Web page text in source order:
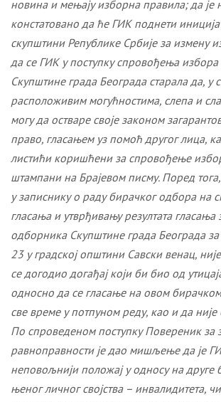
новина и мењају изборна правила; да је
констатовано да ће ГИК поднети
скупштини Републике Србије за измену
да се ГИК у поступку спровођења
Скупштине града Београда старала да, у
расположивим могућностима, слепа и
могу да остваре своје законом
право, гласањем уз помоћ другог лица,
листићи коришћени за спровођење
штампани на Брајевом писму. Поред
у записнику о раду бирачког одбора на
гласања и утврђивању резултата гласања
одборника Скупштине града Београда
23 у градској општини Савски венац,
се догодио догађај који би био од
односно да се гласање на овом
све време у потпуном реду, као и да
По спроведеном поступку Повереник за
равноправности је дао мишљење да је
неповољнији положај у односу на друге
њеног личног својства – инвалидитета,